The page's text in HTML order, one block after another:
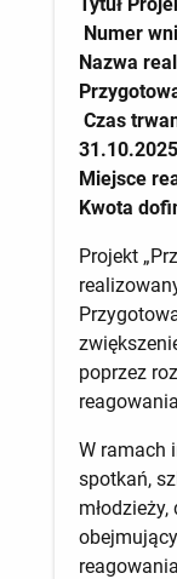
Numer
Nazwa
Czas
31.10.2025
Miejsce
Kwota
Projekt
poprzez
W ramach
spotkań,